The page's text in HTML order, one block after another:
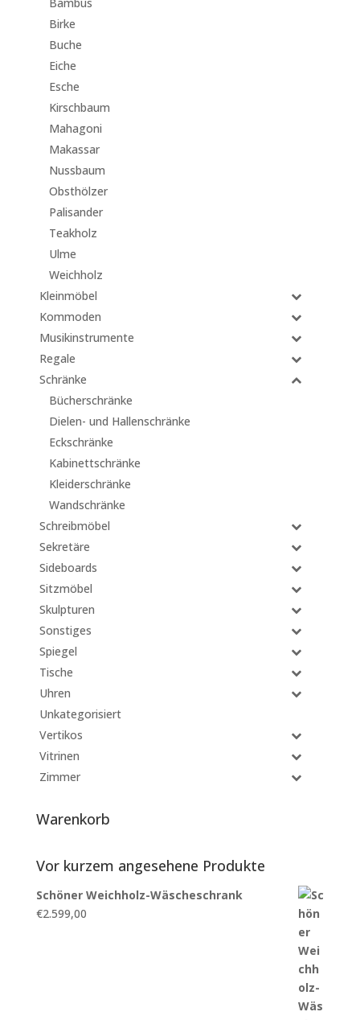
Bambus
Birke
Buche
Eiche
Esche
Kirschbaum
Mahagoni
Makassar
Nussbaum
Obsthölzer
Palisander
Teakholz
Ulme
Weichholz
Kleinmöbel
Kommoden
Musikinstrumente
Regale
Schränke
Bücherschränke
Dielen- und Hallenschränke
Eckschränke
Kabinettschränke
Kleiderschränke
Wandschränke
Schreibmöbel
Sekretäre
Sideboards
Sitzmöbel
Skulpturen
Sonstiges
Spiegel
Tische
Uhren
Unkategorisiert
Vertikos
Vitrinen
Zimmer
Warenkorb
Vor kurzem angesehene Produkte
Schöner Weichholz-Wäscheschrank
€2.599,00